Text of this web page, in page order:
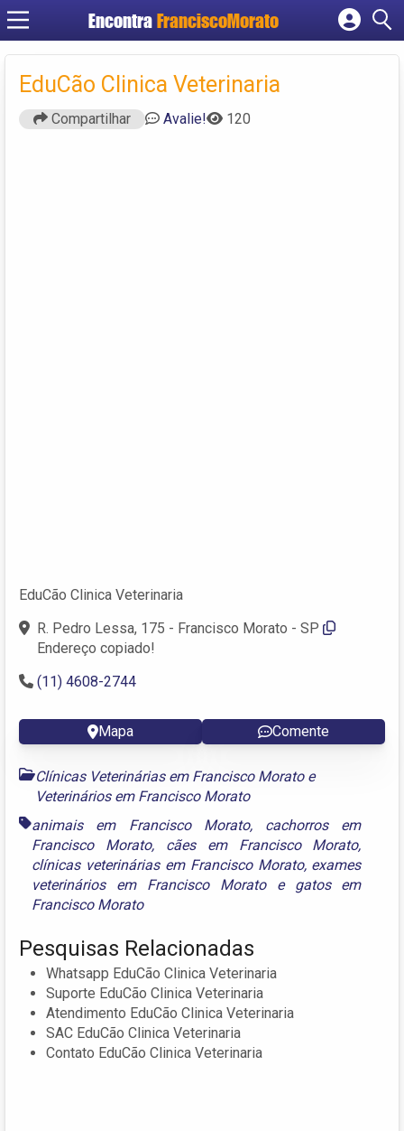
Encontra FranciscoMorato
Cadastrar empresa
Criar conta
EduCão Clinica Veterinaria
Compartilhar Avalie! 120
EduCão Clinica Veterinaria
R. Pedro Lessa, 175 - Francisco Morato - SP
Endereço copiado!
(11) 4608-2744
Mapa Comente
Clínicas Veterinárias em Francisco Moratoe
Veterinários em Francisco Morato
animais em Francisco Morato, cachorros em
Francisco Morato, cães em Francisco Morato,
clínicas veterinárias em Francisco Morato, exames
veterinários em Francisco Moratoe gatos em
Francisco Morato
Pesquisas Relacionadas
Whatsapp EduCão Clinica Veterinaria
Suporte EduCão Clinica Veterinaria
Atendimento EduCão Clinica Veterinaria
SAC EduCão Clinica Veterinaria
Contato EduCão Clinica Veterinaria